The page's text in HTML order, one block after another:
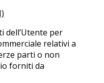
dell’Utente per
relativi a
parti o non
forniti da